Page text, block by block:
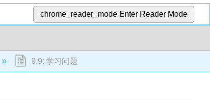
chrome_reader_mode Enter Reader Mode
9.9: 学习问题